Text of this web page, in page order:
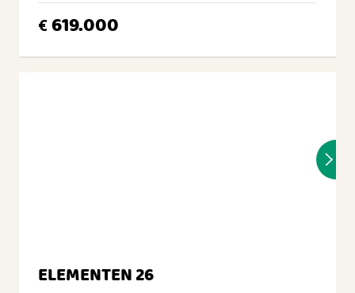
€619.000
ELEMENTEN 26